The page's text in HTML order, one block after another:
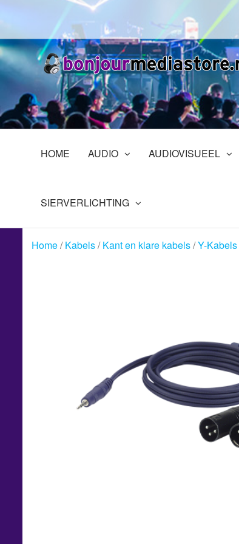
de
inhoud
HOME AUDIO AUDIOVISUEEL
SIERVERLICHTING
Home/Kabels/Kant en klare kabels/Y-Kabels